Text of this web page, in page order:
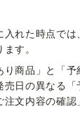
入れた時点で
す。
り商品」と「
売日の異なる
注文内容の確認